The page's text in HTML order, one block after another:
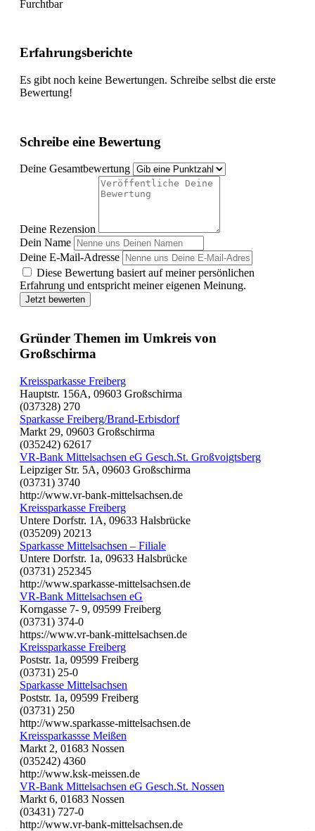
Furchtbar
Erfahrungsberichte
Es gibt noch keine Bewertungen. Schreibe selbst die erste
Bewertung!
Schreibe eine Bewertung
Deine Gesamtbewertung
Deine Rezension
Dein Name
Deine E-Mail-Adresse
Diese Bewertung basiert auf meiner persönlichen
Erfahrung und entspricht meiner eigenen Meinung.
Jetzt bewerten
Gründer Themen im Umkreis von
Großschirma
Kreissparkasse Freiberg
Hauptstr. 156A, 09603 Großschirma
(037328) 270
Sparkasse Freiberg/Brand-Erbisdorf
Markt 29, 09603 Großschirma
(035242) 62617
VR-Bank Mittelsachsen eG Gesch.St. Großvoigtsberg
Leipziger Str. 5A, 09603 Großschirma
(03731) 3740
http://www.vr-bank-mittelsachsen.de
Kreissparkasse Freiberg
Untere Dorfstr. 1A, 09633 Halsbrücke
(035209) 20213
Sparkasse Mittelsachsen – Filiale
Untere Dorfstr. 1a, 09633 Halsbrücke
(03731) 252345
http://www.sparkasse-mittelsachsen.de
VR-Bank Mittelsachsen eG
Korngasse 7- 9, 09599 Freiberg
(03731) 374-0
https://www.vr-bank-mittelsachsen.de
Kreissparkasse Freiberg
Poststr. 1a, 09599 Freiberg
(03731) 25-0
Sparkasse Mittelsachsen
Poststr. 1a, 09599 Freiberg
(03731) 250
http://www.sparkasse-mittelsachsen.de
Kreissparkassse Meißen
Markt 2, 01683 Nossen
(035242) 4360
http://www.ksk-meissen.de
VR-Bank Mittelsachsen eG Gesch.St. Nossen
Markt 6, 01683 Nossen
(03431) 727-0
http://www.vr-bank-mittelsachsen.de